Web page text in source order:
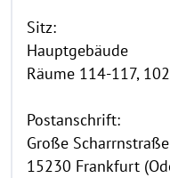
Sitz:
Hauptgebäude
Räume 114-117, 102
Postanschrift:
Große
15230 Frankfurt